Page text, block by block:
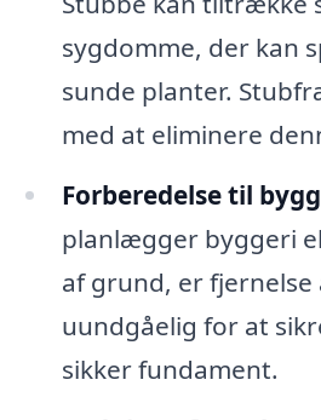
sygdomme, der kan
sunde planter.
med at eliminere
Forberedelse til
planlægger byggeri
af grund, er fjernelse
uundgåelig for at
sikker fundament.